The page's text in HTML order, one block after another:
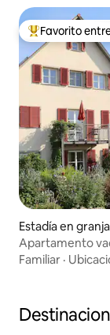
Favorito entre
Favorito
Estadía en
Apartamento
Familiar ·